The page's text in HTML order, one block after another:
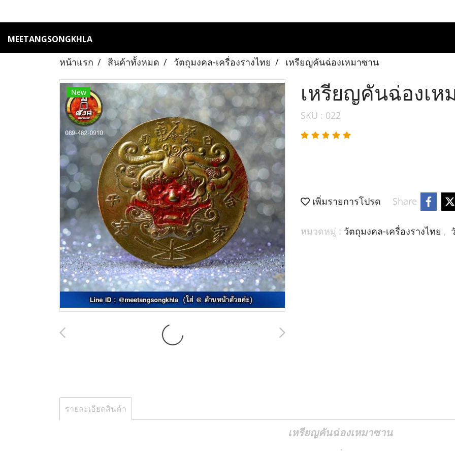
MEETANGSONGKHLA
หน้าแรก สินค้าทั้งหมด วัตถุมงคล-เครื่องรางไทย เหรียญคันฉ่องเหมาซาน
New เหรียญคันฉ่องเห
SKU : 022
เพิ่มรายการโปรด Share
หมวดหมู่ : วัตถุมงคล-เครื่องรางไทย ,
รายละเอียดสินค้า
เหรียญคันฉ่องเหมาซาน
.